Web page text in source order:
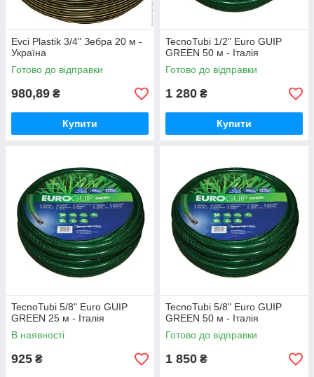
Evci Plastik 3/4" Зебра 20 м -
Україна
Готово до відправки
980,89 ₴
Купити
TecnoTubi 1/2" Euro GUIP
GREEN 50 м - Італія
Готово до відправки
1 280 ₴
Купити
TecnoTubi 5/8" Euro GUIP
GREEN 25 м - Італія
В наявності
925 ₴
TecnoTubi 5/8" Euro GUIP
GREEN 50 м - Італія
Готово до відправки
1 850 ₴